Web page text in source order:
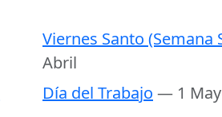
Viernes Santo (Semana
Abril
Día del Trabajo — 1